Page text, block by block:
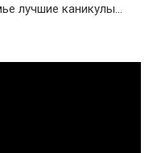
лучшие каникулы…